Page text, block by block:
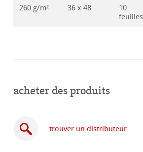
260 g/m² 36 x 48
10
feuilles
acheter des produits
trouver un distributeur